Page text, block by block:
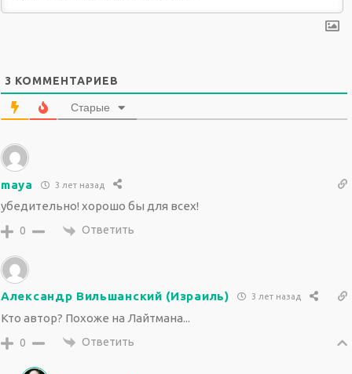
3 КОММЕНТАРИЕВ
Старые
maya 3 лет назад
убедительно! хорошо бы для всех!
0 Ответить
Александр Вильшанский (Израиль) 3 лет назад
Кто автор? Похоже на Лайтмана...
0 Ответить